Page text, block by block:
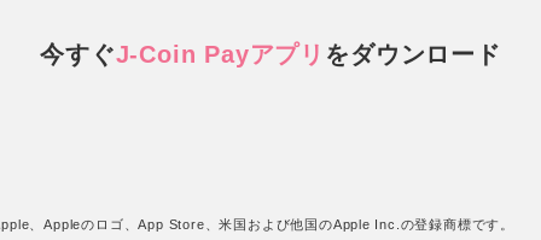
今すぐJ-Coin Payアプリ をダウンロード
、Appleのロゴ、App Store、米国および他国のApple Inc.の登録商標です。